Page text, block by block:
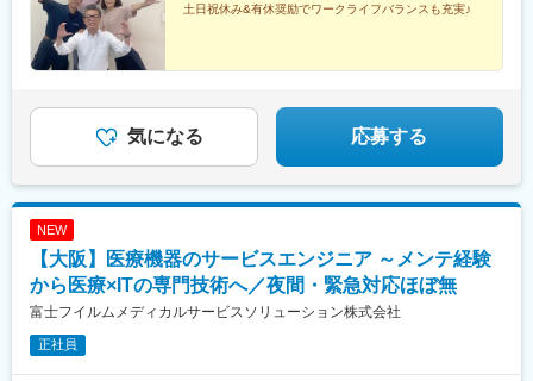
土日祝休み&有休奨励でワークライフバランスも充実♪
気になる 応募する
NEW
【大阪】医療機器のサービスエンジニア ～メンテ経験
から医療×ITの専門技術へ／夜間・緊急対応ほぼ無
富士フイルムメディカルサービスソリューション株式会社
正社員